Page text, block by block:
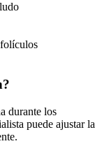
durante los
puede ajustar la